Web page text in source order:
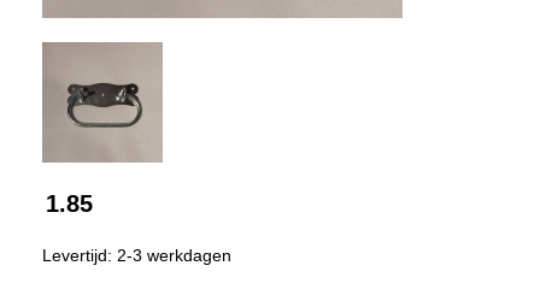
1.85
Levertijd: 2-3 werkdagen